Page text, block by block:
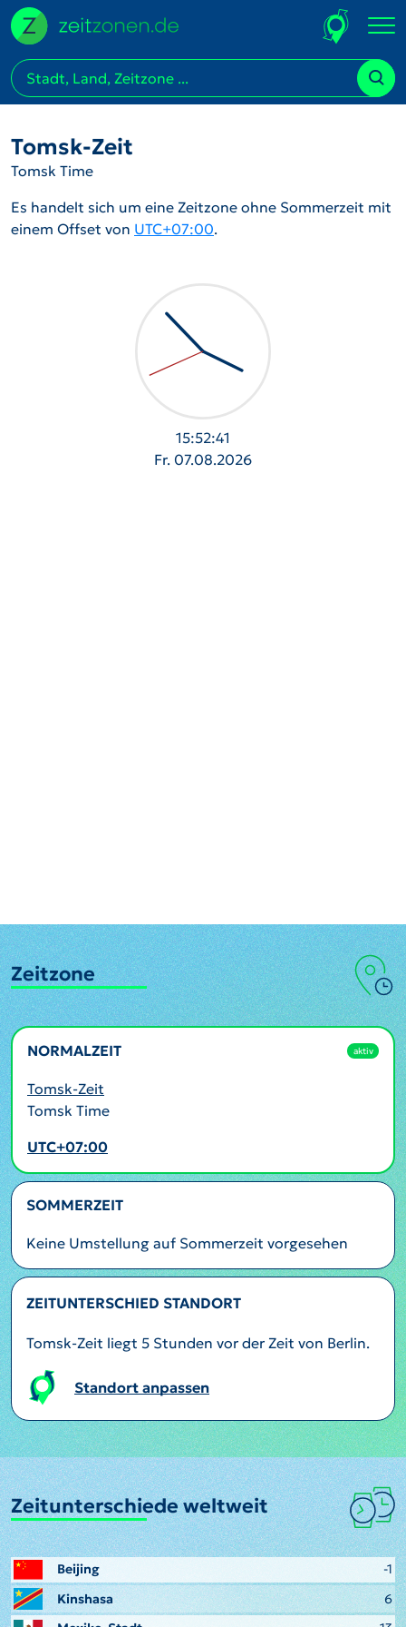
Tomsk-Zeit
Tomsk Time
Es handelt sich um eine Zeitzone ohne Sommerzeit mit
einem Offset von UTC+07:00.
15:52:42
Fr. 07.08.2026
Zeitzone
NORMALZEIT aktiv
Tomsk-Zeit
Tomsk Time
UTC+07:00
SOMMERZEIT
Keine Umstellung auf Sommerzeit vorgesehen
ZEITUNTERSCHIED STANDORT
Tomsk-Zeit liegt 5 Stunden vor der Zeit von Berlin.
Standort anpassen
Zeitunterschiede weltweit
Beijing
-1
Kinshasa
6